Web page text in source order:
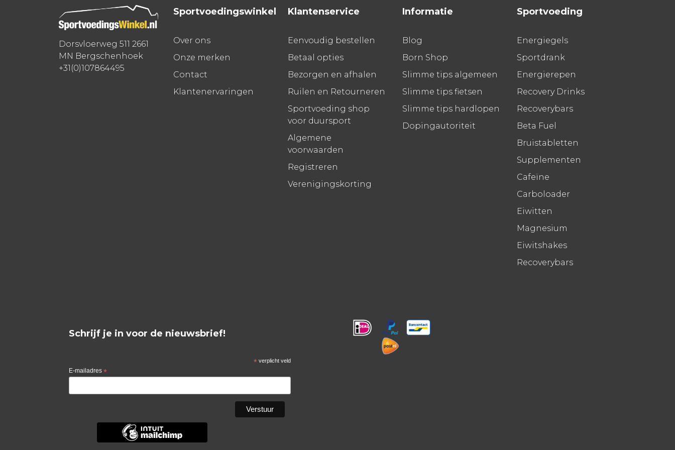
Dorsvloerweg 511 2661
MN Bergschenhoek
+31(0)107864495
Sportvoedingswinkel
Over ons
Onze merken
Contact
Klantenervaringen
Klantenservice
Eenvoudig bestellen
Betaal opties
Bezorgen en afhalen
Ruilen en Retourneren
Sportvoeding shop
voor duursport
Algemene
voorwaarden
Registreren
Verenigingskorting
Informatie
Blog
Born Shop
Slimme tips algemeen
Slimme tips fietsen
Slimme tips hardlopen
Dopingautoriteit
Sportvoeding
Energiegels
Sportdrank
Energierepen
Recovery Drinks
Recoverybars
Beta Fuel
Bruistabletten
Supplementen
Cafeïne
Carboloader
Eiwitten
Magnesium
Eiwitshakes
Recoverybars
Schrijf je in voor de nieuwsbrief!
*verplicht veld
E-mailadres *